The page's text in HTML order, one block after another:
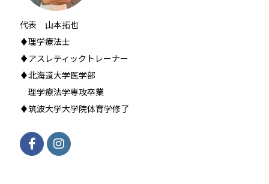
代表 山本拓也
♦理学療法士
♦アスレティックトレーナー
♦北海道大学医学部
理学療法学専攻卒業
♦筑波大学大学院体育学修了